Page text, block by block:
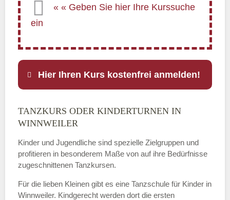
Hier Ihren Kurs kostenfrei anmelden!
Name
E-Mail*
TANZKURS ODER KINDERTURNEN IN
WINNWEILER
Kinder und Jugendliche sind spezielle Zielgruppen und
profitieren in besonderem Maße von auf ihre Bedürfnisse
zugeschnittenen Tanzkursen.
Für die lieben Kleinen gibt es eine Tanzschule für Kinder in
Winnweiler. Kindgerecht werden dort die ersten